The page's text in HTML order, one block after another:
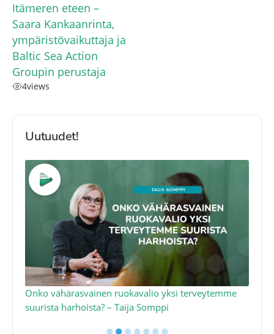
Itämeren eteen –
Saara Kankaanrinta,
ympäristövaikuttaja ja
Baltic Sea Action
Groupin perustaja
4views
Uutuudet!
Onko vähärasvainen ruokavalio yksi terveytemme
suurista harhoista? – Taija Somppi
●●●●●●●